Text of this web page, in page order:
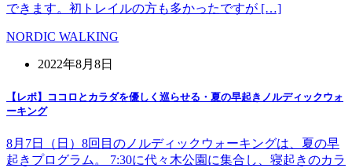
できます。初トレイルの方も多かったですが […]
NORDIC WALKING
2022年8月8日
【レポ】ココロとカラダを優しく巡らせる・夏の早起きノルディックウォ
ーキング
8月7日（日）8回目のノルディックウォーキングは、夏の早
起きプログラム。 7:30に代々木公園に集合し、寝起きのカラ